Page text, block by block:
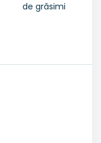
de grăsimi